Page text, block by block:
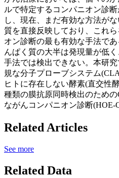
ルで特定するコンパニオン診
し、現在、まだ有効な方法が
質を直接反映しており、これ
オン診断の最も有効な手法で
んぱく質の大半は発現量が低
手法では検出できない。本研
規な分子プローブシステム
ヒトに存在しない酵素(直交性
種類の膜抗原同時検出のため
ながんコンパニオン診断(HOE-
Related Articles
See more
Related Data